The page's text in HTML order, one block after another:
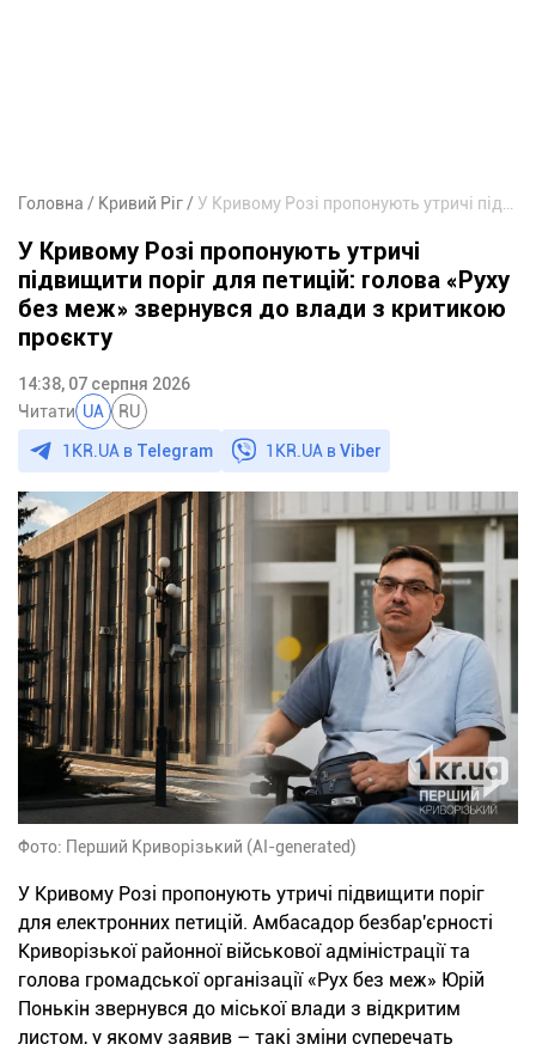
Головна Кривий Ріг
У Кривому Розі пропонують утричі
підвищити поріг для петицій: голова «Руху
без меж» звернувся до влади з критикою
проєкту
14:38, 07 серпня 2026
Читати UA RU
1KR.UA в Telegram 1KR.UA вViber
Фото: Перший Криворізький (AI-generated)
У Кривому Розі пропонують утричі підвищити поріг
для електронних петицій. Амбасадор безбар'єрності
Криворізької районної військової адміністрації та
голова громадської організації «Рух без меж» Юрій
Понькін звернувся до міської влади з відкритим
листом, у якому заявив – такі зміни суперечать